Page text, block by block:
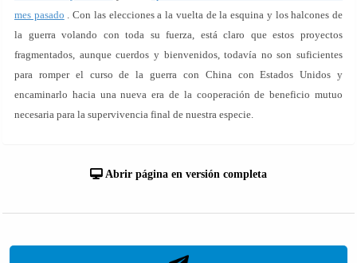
mes pasado . Con las elecciones a la vuelta de la esquina y los halcones de
la guerra volando con toda su fuerza, está claro que estos proyectos
fragmentados, aunque cuerdos y bienvenidos, todavía no son suficientes
para romper el curso de la guerra con China con Estados Unidos y
encaminarlo hacia una nueva era de la cooperación de beneficio mutuo
necesaria para la supervivencia final de nuestra especie.
Abrir página en versión completa